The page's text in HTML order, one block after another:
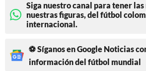
Siga nuestro canal para tener
nuestras figuras, del fútbol
internacional.
⚽ Síganos en Google Noticias
información del fútbol mundial